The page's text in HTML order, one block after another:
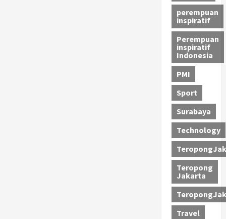
perempuan
inspiratif
Perempuan
inspiratif
Indonesia
PMI
Sport
Surabaya
Technology
Teropong
Jakarta
Travel